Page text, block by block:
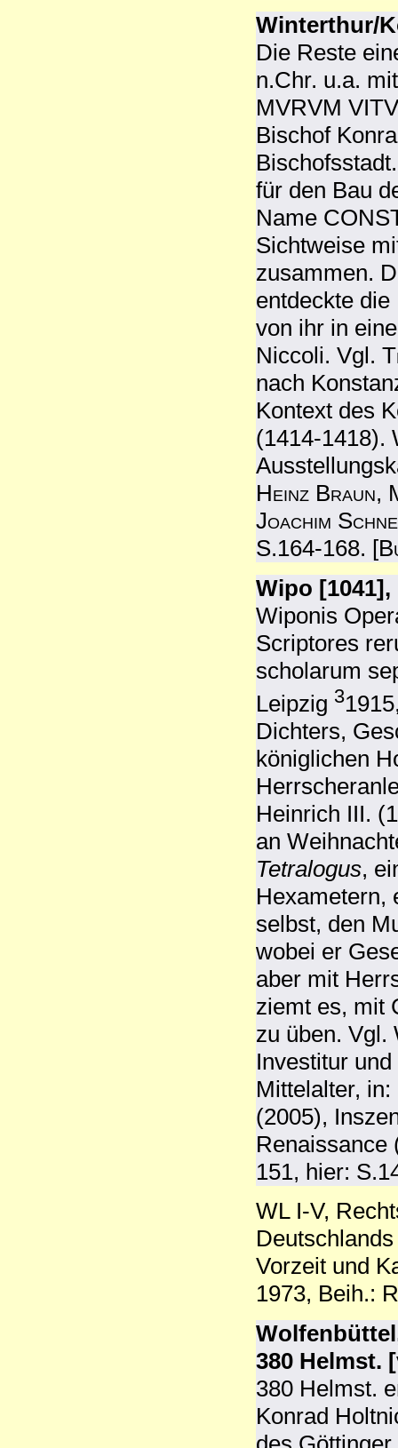
Winterthur/
Die Reste
n.Chr. u.a.
MVRVM
Bischof
für den Bau
Name
Sichtweise
zusammen.
entdeckte
von ihr in
Niccoli. Vgl.
nach
Kontext des
(1414-1418).
Heinz Braun,
Joachim
S.164-168. [
Wipo [1041],
Wiponis
Scriptores
scholarum
Leipzig 3
Dichters,
königlichen
Heinrich III.
an
Tetralogus,
Hexametern,
selbst, den
wobei er
aber mit
ziemt es, mit
zu üben. Vgl.
Investitur
Mittelalter, in:
(2005),
Renaissance
151, hier:
WL I-V,
Vorzeit und
1973, Beih.:
380 Helmst.
380 Helmst.
Konrad